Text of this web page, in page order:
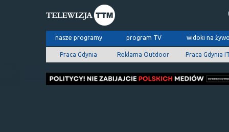
nasze programy program TV widoki na
Praca Gdynia Reklama Outdoor Praca Gdynia